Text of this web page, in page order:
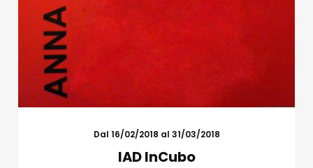
Dal 16/02/2018 al 31/03/2018
IAD InCubo